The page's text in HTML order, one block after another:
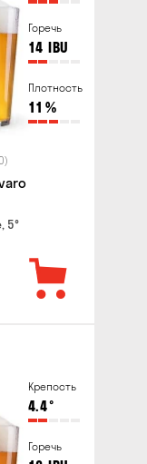
Горечь
14 IBU
Плотность
11 %
5°
Крепость
4.4°
Горечь